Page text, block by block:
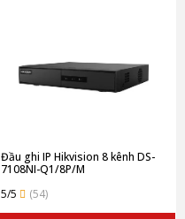
Đầu ghi IP Hikvision 8 kênh DS-
7108NI-Q1/8P/M
5/5
(54)